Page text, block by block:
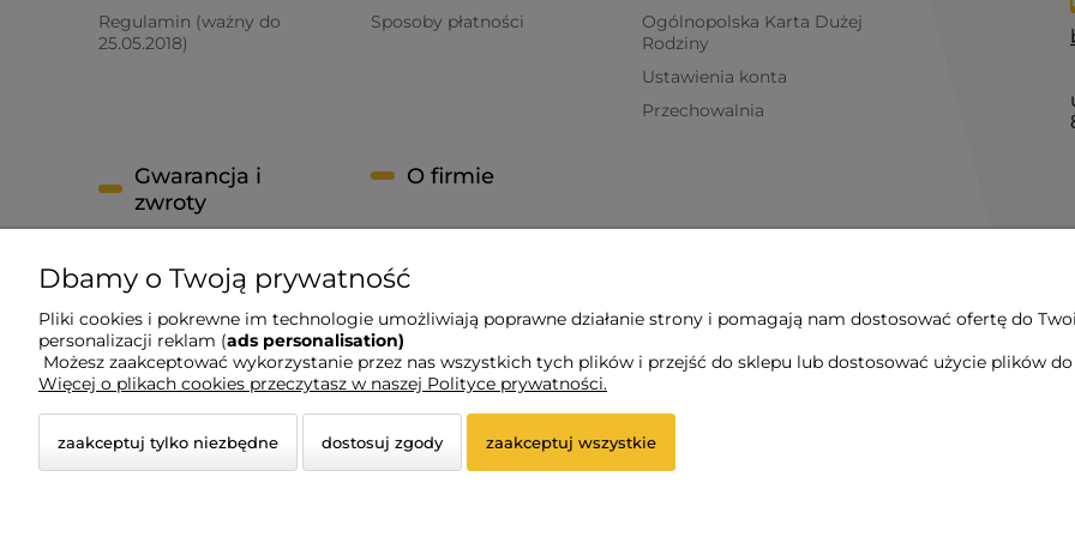
Regulamin (ważny do
25.05.2018)
Sposoby płatności
Ogólnopolska Karta Dużej
Rodziny
Ustawienia konta
Przechowalnia
Gwarancja i
zwroty
Zwroty i reklamacje
Odstąpienie od umowy
O firmie
Kontakt
Nasze Księgarnie
Informacje o firmie
Linki
Dbamy o Twoją prywatność
Pliki cookies i pokrewne im technologie umożliwiają poprawne działanie strony i pomagają nam dostosować ofertę do
personalizacji reklam (ads personalisation)
Możesz zaakceptować wykorzystanie przez nas wszystkich tych plików i przejść do sklepu lub dostosować użycie plików
Więcej o plikach cookies przeczytasz w naszej Polityce prywatności.
zaakceptuj tylko niezbędne dostosuj zgody zaakceptuj wszystkie